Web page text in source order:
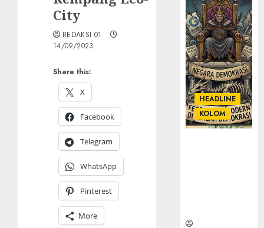
City
Share this:
X
Facebook
Telegram
WhatsApp
Pinterest
More
REDAKSI 01
14/09/2023
HEADLINE
KOLOM